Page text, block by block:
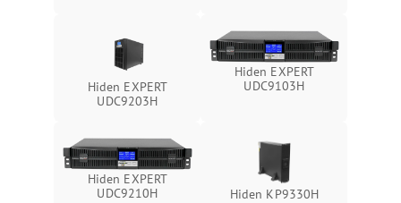
Повреждение внутренних
500 ₽ Подробнее →
Неисправность системы
Поломка системы защиты
от перегрузок
Подробнее →
Hiden EXPERT
UDC9203H
Hiden EXPERT
UDC9103H
Hiden EXPERT
UDC9210H
Hiden KP9330H